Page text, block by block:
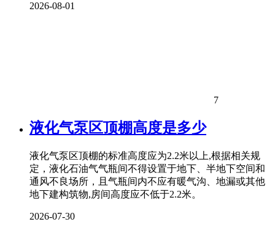
2026-08-01
7
液化气泵区顶棚高度是多少
液化气泵区顶棚的标准高度应为2.2米以上,根据相关规
定，液化石油气气瓶间不得设置于地下、半地下空间和
通风不良场所，且气瓶间内不应有暖气沟、地漏或其他
地下建构筑物,房间高度应不低于2.2米。
2026-07-30